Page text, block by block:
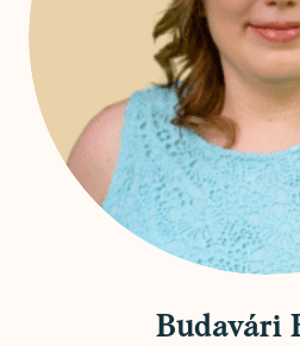
Budavári